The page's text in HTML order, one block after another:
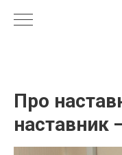
Про
наставник